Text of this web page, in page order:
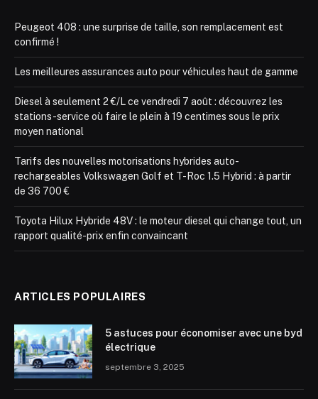
Peugeot 408 : une surprise de taille, son remplacement est
confirmé !
Les meilleures assurances auto pour véhicules haut de gamme
Diesel à seulement 2 €/L ce vendredi 7 août : découvrez les
stations-service où faire le plein à 19 centimes sous le prix
moyen national
Tarifs des nouvelles motorisations hybrides auto-
rechargeables Volkswagen Golf et T-Roc 1.5 Hybrid : à partir
de 36 700 €
Toyota Hilux Hybride 48V : le moteur diesel qui change tout, un
rapport qualité-prix enfin convaincant
ARTICLES POPULAIRES
5 astuces pour économiser avec une byd
électrique
septembre 3, 2025